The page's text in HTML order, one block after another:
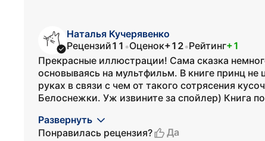
Наталья Кучерявенко
Рецензий11 •Оценок+12•Рейтинг+1
Прекрасные иллюстрации! Сама сказка
основываясь на мультфильм. В книге принц не
руках в связи с чем от такого сотрясения
Белоснежки. Уж извините за спойлер) Книга
Развернуть
Понравилась рецензия?
Да